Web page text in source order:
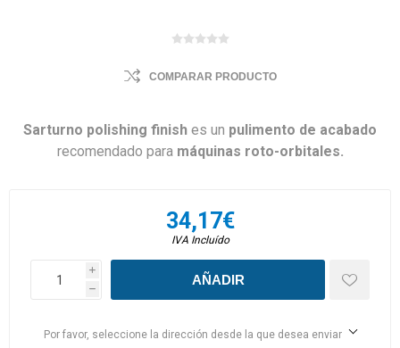
COMPARAR PRODUCTO
Sarturno polishing finish es un pulimento de acabado
recomendado para máquinas roto-orbitales.
34,17€
IVA Incluído
i
h
Por favor, seleccione la dirección desde la que desea enviar